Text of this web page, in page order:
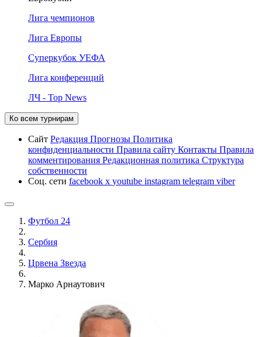
Лига чемпионов
Лига Европы
Суперкубок УЕФА
Лига конференций
ЛЧ - Top News
Ко всем турнирам
Сайт Редакция Прогнозы Политика
конфиденциальности Правила сайту Контакты Правила
комментирования Редакционная политика Структура
собственности
Соц. сети facebook x youtube instagram telegram viber
Футбол 24
Сербия
Црвена Звезда
Марко Арнаутович